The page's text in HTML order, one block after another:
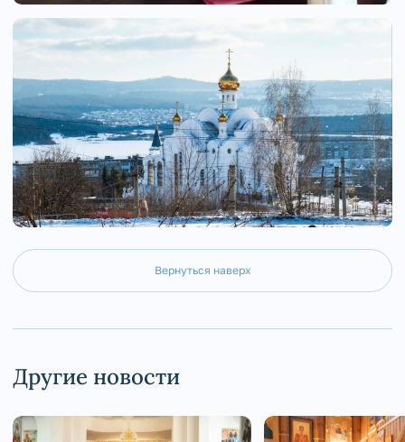
Вернуться наверх
Другие новости